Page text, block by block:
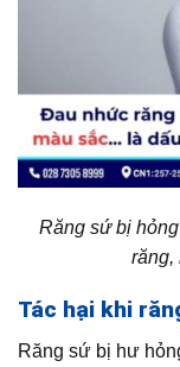
Răng sứ bị
răng,
Tác hại khi
Răng sứ bị hư